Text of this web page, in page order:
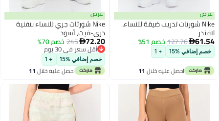
Nike شورتات تدريب ضيقة للنساء،

127.76خصم 51%
إضافي %15 + 1
احصل عليه خلال11
اغسطس
عرض
Nike شورتات جري للنساء بتقنية
دري-فيت، أسود
72.20
245خصم 70%
أقل سعر في 30 يوم
أقل سعر في 30 يوم
خصم إضافي %15 + 1
احصل عليه خلال11
اغسطس